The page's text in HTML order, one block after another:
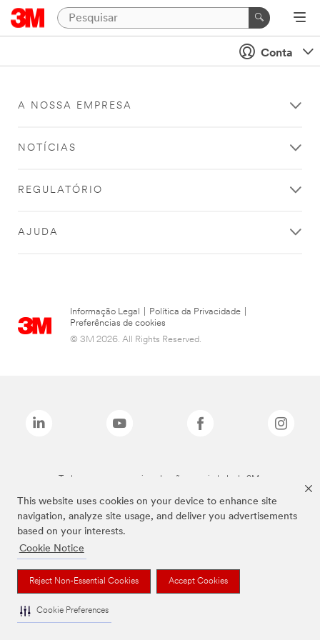
This website uses cookies on your device to enhance site
navigation, analyze site usage, and deliver you advertisements
based on your interests.
Cookie Notice
Reject Non-Essential Cookies Accept Cookies
Cookie Preferences
Conta
A NOSSA EMPRESA
NOTÍCIAS
REGULATÓRIO
AJUDA
Informação Legal Política da Privacidade
Preferências de cookies
© 3M 2026. All Rights Reserved.
Todas as marcas mencionadas são propriedade da 3M.